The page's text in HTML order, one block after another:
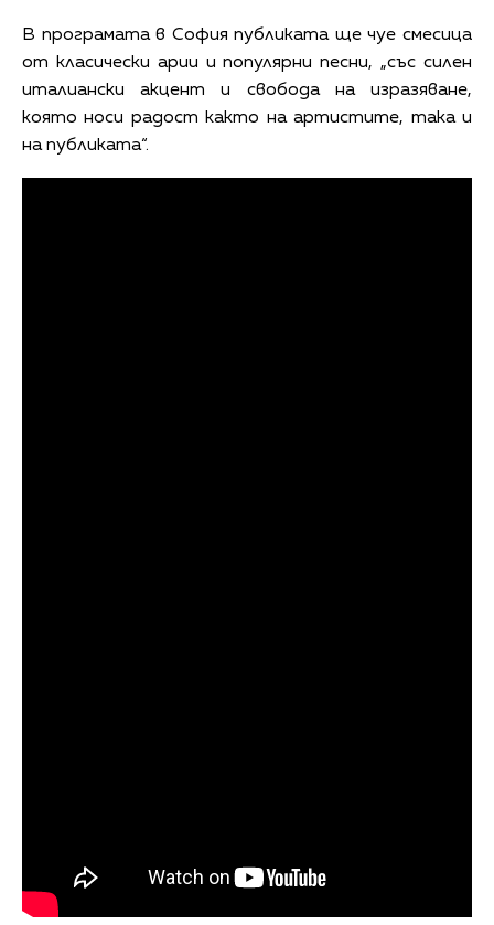
В програмата в София публиката ще чуе смесица
от класически арии и популярни песни, „със силен
италиански акцент и свобода на изразяване,
която носи радост както на артистите, така и
на публиката“.